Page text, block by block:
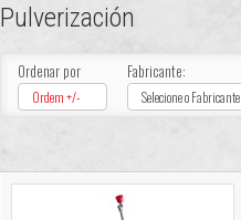
Pulverización
Ordenar por
Ordem +/-
Fabricante:
Selecione o Fabricante